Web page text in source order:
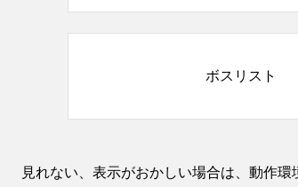
ボスリスト
見れない、表示がおかしい場合は、動作環